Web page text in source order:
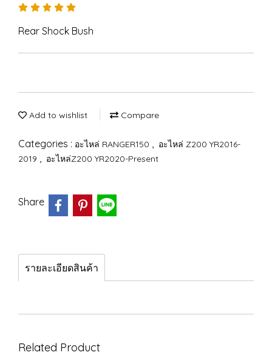
Rear Shock Bush
Add to wishlist Compare
Categories : อะไหล่ RANGER150 , อะไหล่ Z200 YR2016-
2019 , อะไหล่Z200 YR2020-Present
Share
รายละเอียดสินค้า
Related Product